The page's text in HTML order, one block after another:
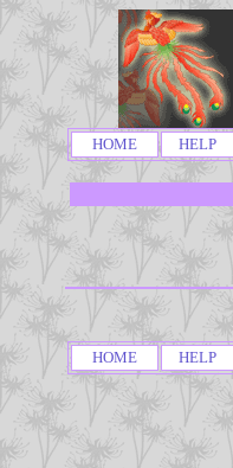
HOME HELP
HOME HELP